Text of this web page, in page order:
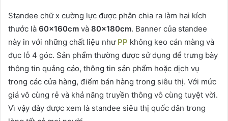
Standee chữ x cường lực được phân chia ra làm hai kích
thước là 60x160cm và 80x180cm. Banner của standee
này in với những chất liệu như PP không keo cán màng và
đục lỗ 4 góc. Sản phẩm thường được sử dụng để trưng bày
thông tin quảng cáo, thông tin sản phẩm hoặc dịch vụ
trong các cửa hàng, điểm bán hàng trong siêu thị. Với mức
giá vô cùng rẻ và khả năng truyền thông vô cùng tuyệt vời.
Vì vậy đây được xem là standee siêu thị quốc dân trong